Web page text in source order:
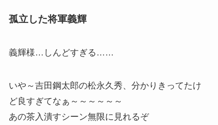
孤立した将軍義輝
義輝様…しんどすぎる……
いや～吉田鋼太郎の松永久秀、分かりきってたけ
ど良すぎてなぁ～～～～～～
あの茶入潰すシーン無限に見れるぞ